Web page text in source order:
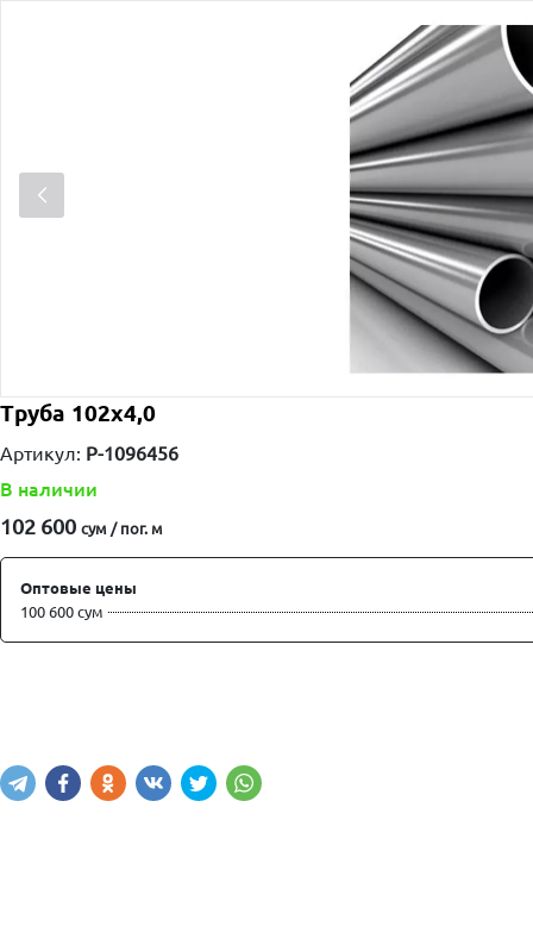
Труба 102х4,0
Артикул: P-1096456
В наличии
102 600 сум / пог. м
Оптовые цены
100 600 сум